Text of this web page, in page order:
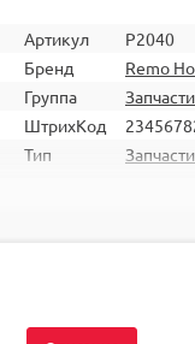
Артикул
P2040
Бренд
Remo
Группа
ШтрихКод
Тип
Детали